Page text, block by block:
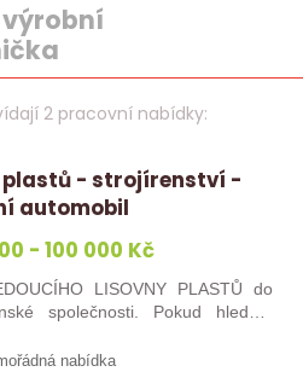
výrobní
2 pracovní nabídky:
plastů - strojírenství -
automobil
- 100 000 Kč
LISOVNY PLASTŮ do
společnosti. Pokud hledáte
technického i obchodního ducha,
nabídka